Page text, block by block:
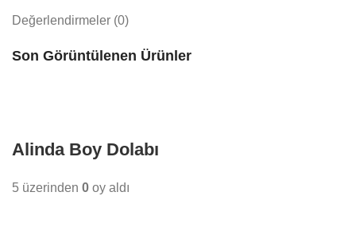
Değerlendirmeler (0)
Son Görüntülenen Ürünler
Alinda Boy Dolabı
5 üzerinden 0 oy aldı